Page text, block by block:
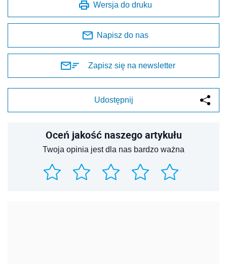
Wersja do druku
Napisz do nas
Zapisz się na newsletter
Udostępnij
Oceń jakość naszego artykułu
Twoja opinia jest dla nas bardzo ważna